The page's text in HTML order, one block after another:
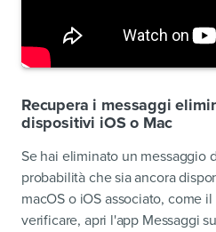
Recupera i messaggi
dispositivi iOS o Mac
Se hai eliminato un messaggio
probabilità che sia ancora
macOS o iOS associato, come
verificare, apri l'app Messaggi